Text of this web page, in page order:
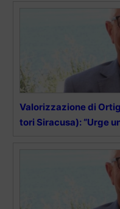
Va­lo­riz­za­zio­ne di
to­ri Si­ra­cu­sa): “Urge